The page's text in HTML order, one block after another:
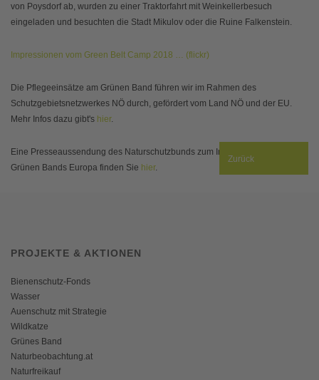
von Poysdorf ab, wurden zu einer Traktorfahrt mit Weinkellerbesuch
eingeladen und besuchten die Stadt Mikulov oder die Ruine Falkenstein.
Impressionen vom Green Belt Camp 2018 … (flickr)
Die Pflegeeinsätze am Grünen Band führen wir im Rahmen des
Schutzgebietsnetzwerkes NÖ durch, gefördert vom Land NÖ und der EU.
Mehr Infos dazu gibt's hier.
Eine Presseaussendung des Naturschutzbunds zum Internationalen Tag des
Grünen Bands Europa finden Sie hier.
Zurück
PROJEKTE & AKTIONEN
Bienenschutz-Fonds
Wasser
Auenschutz mit Strategie
Wildkatze
Grünes Band
Naturbeobachtung.at
Naturfreikauf